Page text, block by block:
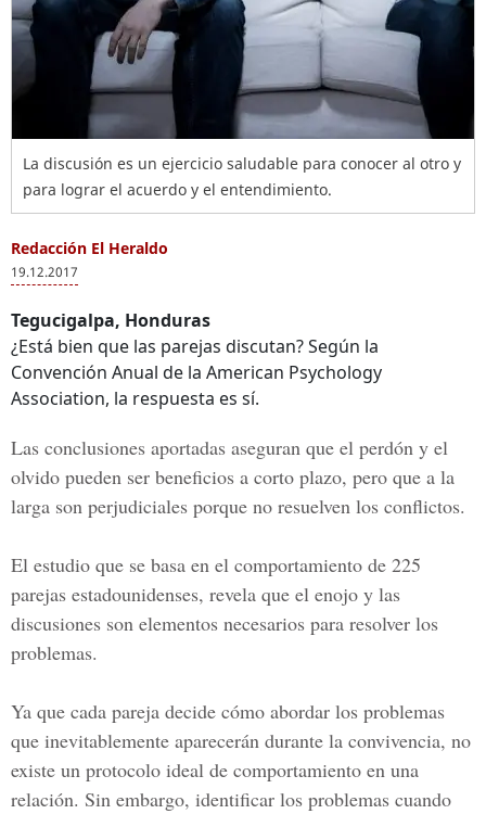
La discusión es un ejercicio saludable para conocer al otro y
para lograr el acuerdo y el entendimiento.
Redacción El Heraldo
19.12.2017
Tegucigalpa, Honduras
¿Está bien que las parejas discutan? Según la
Convención Anual de la American Psychology
Association, la respuesta es sí.
Las conclusiones aportadas aseguran que el perdón y el
olvido pueden ser beneficios a corto plazo, pero que a la
larga son perjudiciales porque no resuelven los conflictos.
El estudio que se basa en el comportamiento de 225
parejas estadounidenses, revela que el enojo y las
discusiones son elementos necesarios para resolver los
problemas.
Ya que cada pareja decide cómo abordar los problemas
que inevitablemente aparecerán durante la convivencia, no
existe un protocolo ideal de comportamiento en una
relación. Sin embargo, identificar los problemas cuando